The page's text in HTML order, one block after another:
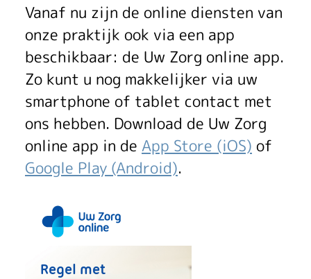
Vanaf nu zijn de online diensten van
onze praktijk ook via een app
beschikbaar: de Uw Zorg online app.
Zo kunt u nog makkelijker via uw
smartphone of tablet contact met
ons hebben. Download de Uw Zorg
online app in de App Store (iOS) of
Google Play (Android).
Regel met